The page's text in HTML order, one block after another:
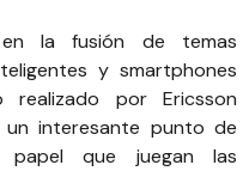
en la fusión de temas
y smartphones
por Ericsson
un interesante punto de
papel que juegan las